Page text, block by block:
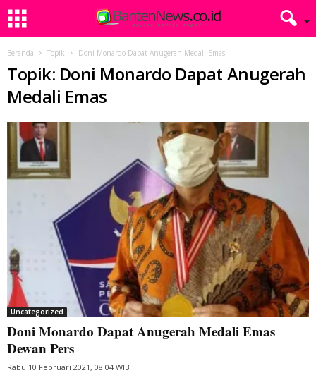
Beranda Topik Doni Monardo Dapat Anugerah Medali Emas
Topik: Doni Monardo Dapat Anugerah
Medali Emas
Uncategorized
Doni Monardo Dapat Anugerah Medali Emas
Dewan Pers
Rabu 10 Februari 2021, 08:04 WIB